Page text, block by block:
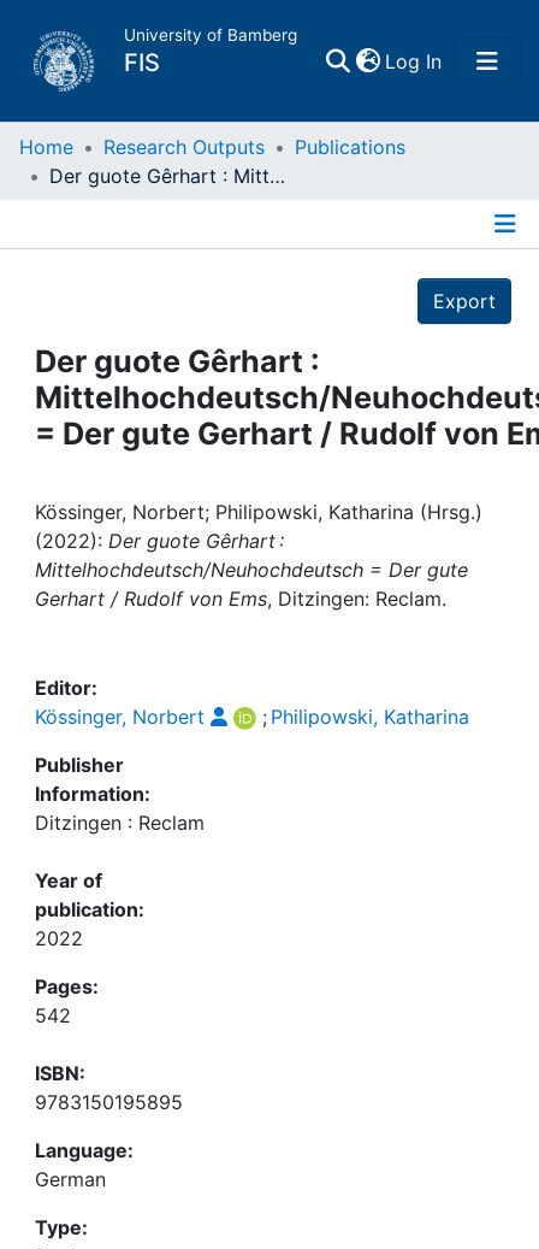
University of Bamberg
FIS Log In(current)
Home
Projects
People
Awards
My FIS
Home Research Outputs
Publications
Der guote Gêrhart : Mittelhochdeutsch/Neuhochdeutsch = Der gute Gerhart / Rudolf von Ems
Export
Der guote Gêrhart :
Mittelhochdeutsch/
= Der gute Gerhart / Rudolf von
Kössinger, Norbert; Philipowski, Katharina (Hrsg.)
(2022): Der guote Gêrhart :
Mittelhochdeutsch/Neuhochdeutsch = Der gute
Gerhart / Rudolf von Ems, Ditzingen: Reclam.
Editor:
Kössinger, Norbert
; Philipowski, Katharina
Publisher
Information:
Ditzingen : Reclam
Year of
publication:
2022
Pages:
542
ISBN:
9783150195895
Language:
German
Type: